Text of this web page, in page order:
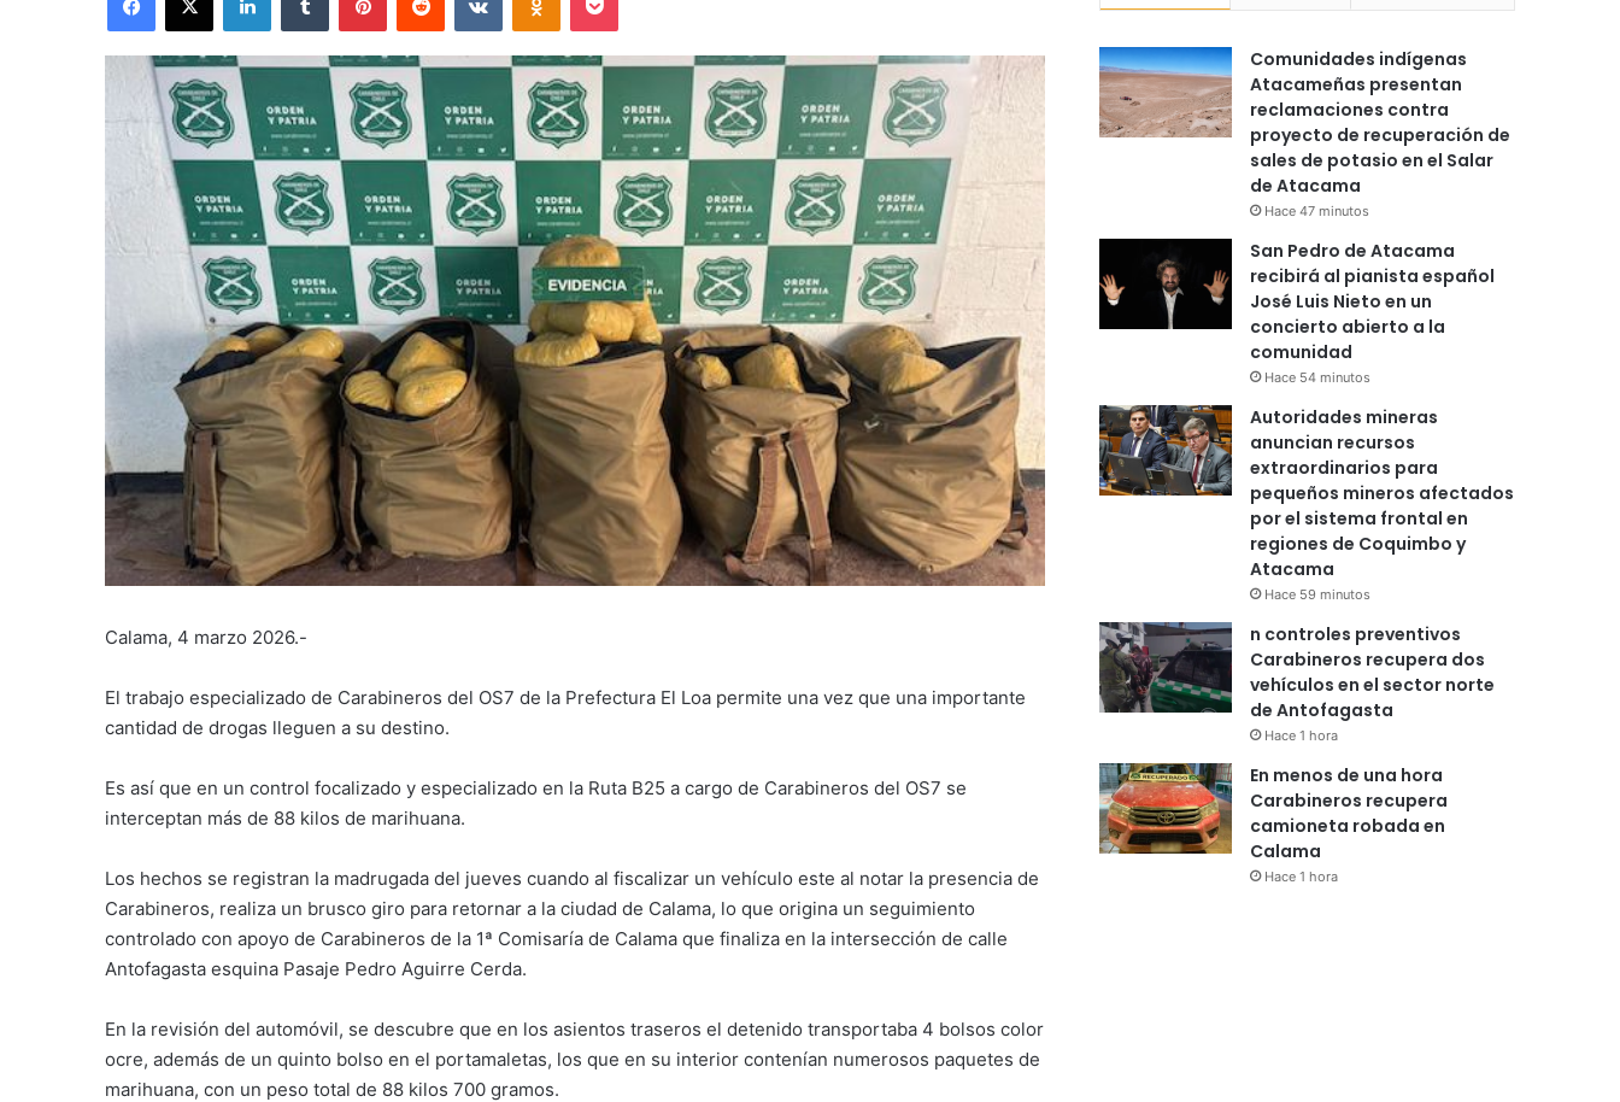
Calama, 4 marzo 2026.-
El trabajo especializado de Carabineros del OS7 de la Prefectura El Loa permite una vez que una importante
cantidad de drogas lleguen a su destino.
Es así que en un control focalizado y especializado en la Ruta B25 a cargo de Carabineros del OS7 se
interceptan más de 88 kilos de marihuana.
Los hechos se registran la madrugada del jueves cuando al fiscalizar un vehículo este al notar la presencia de
Carabineros, realiza un brusco giro para retornar a la ciudad de Calama, lo que origina un seguimiento
controlado con apoyo de Carabineros de la 1ª Comisaría de Calama que finaliza en la intersección de calle
Antofagasta esquina Pasaje Pedro Aguirre Cerda.
En la revisión del automóvil, se descubre que en los asientos traseros el detenido transportaba 4 bolsos color
ocre, además de un quinto bolso en el portamaletas, los que en su interior contenían numerosos paquetes de
marihuana, con un peso total de 88 kilos 700 gramos.
Comunidades indígenas
Atacameñas presentan
reclamaciones contra
proyecto de recuperación de
sales de potasio en el Salar
de Atacama
Hace 47 minutos
San Pedro de Atacama
recibirá al pianista español
José Luis Nieto en un
concierto abierto a la
comunidad
Hace 54 minutos
Autoridades mineras
anuncian recursos
extraordinarios para
pequeños mineros afectados
por el sistema frontal en
regiones de Coquimbo y
Atacama
Hace 59 minutos
n controles preventivos
Carabineros recupera dos
vehículos en el sector norte
de Antofagasta
Hace 1 hora
En menos de una hora
Carabineros recupera
camioneta robada en
Calama
Hace 1 hora